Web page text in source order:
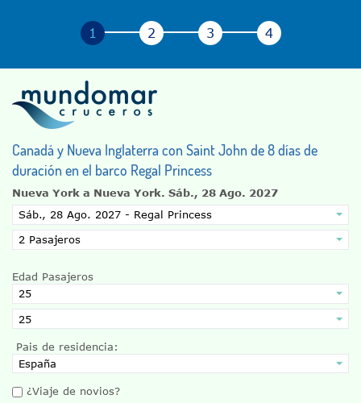
Canadá y Nueva Inglaterra con Saint John de 8 días de
duración en el barco Regal Princess
Nueva York a Nueva York. Sáb., 28 Ago. 2027
Edad Pasajeros
Pais de residencia:
¿Viaje de novios?